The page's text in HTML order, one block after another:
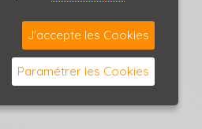
J'accepte les Cookies
Paramétrer les Cookies